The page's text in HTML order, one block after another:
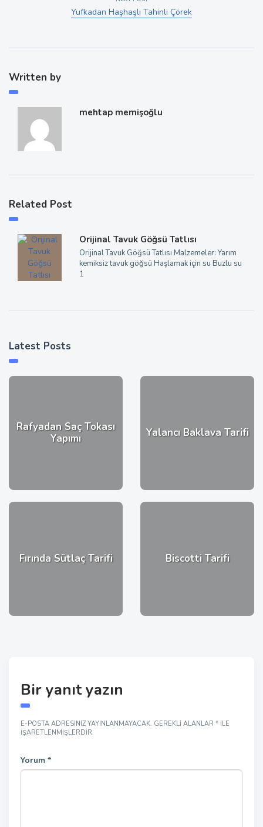
Yufkadan Haşhaşlı Tahinli Çörek
Written by
mehtap memişoğlu
Related Post
Orijinal Tavuk Göğsü Tatlısı
Orijinal Tavuk Göğsü Tatlısı Malzemeler: Yarım
kemiksiz tavuk göğsü Haşlamak için su Buzlu su
1
Latest Posts
Rafyadan Saç Tokası
Yapımı
Yalancı Baklava Tarifi
Fırında Sütlaç Tarifi Biscotti Tarifi
Bir yanıt yazın
E-POSTA ADRESINIZ YAYINLANMAYACAK. GEREKLI ALANLAR * ILE
IŞARETLENMIŞLERDIR
Yorum *